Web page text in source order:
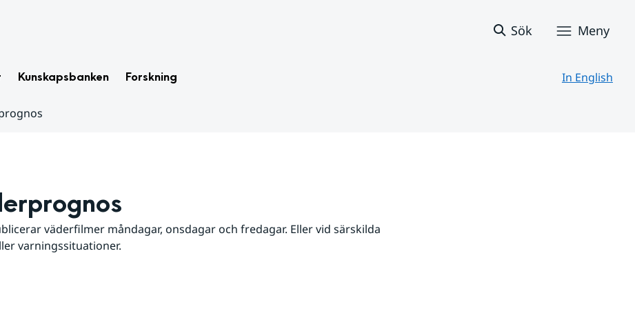
Sök Meny
Kunskapsbanken Forskning In English
väderfilmer måndagar, onsdagar och fredagar. Eller vid särskilda
varningssituationer.